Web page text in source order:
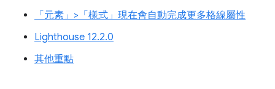
「元素」>「樣式」現在會自動完成更多格線屬性
Lighthouse 12.2.0
其他重點